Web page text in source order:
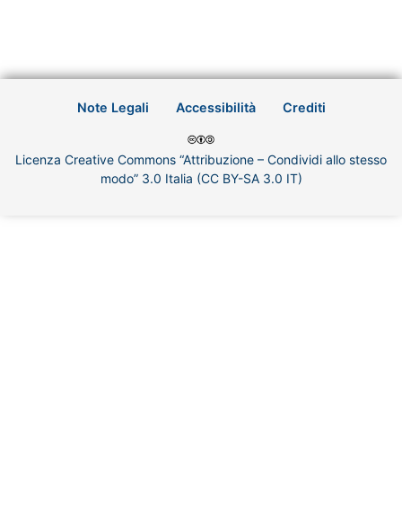
Note Legali Accessibilità Crediti
Licenza Creative Commons “Attribuzione – Condividi allo stesso
modo” 3.0 Italia (CC BY-SA 3.0 IT)